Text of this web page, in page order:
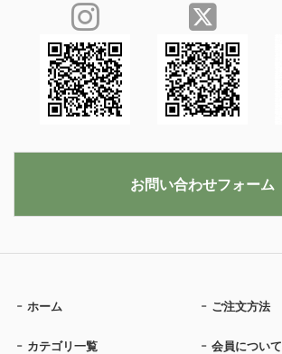
ホーム ご注文方法
カテゴリ一覧 会員について
お問い合わせフォーム